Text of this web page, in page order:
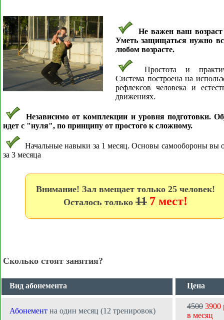
Не важен ваш
Уметь защищаться нужно
любом возрасте.
Простота и
Система построена на
рефлексов человека и
движениях.
Независимо от комплекции и уровня подготовки.
идет с "нуля", по принципу от простого к сложному.
Начальные навыки за 1 месяц. Основы самообороны вы
за 3 месяца
Внимание! Зал вмещает только 25 человек!
Осталось только 11 7 мест!
Сколько стоят занятия?
Вид абонемента Цена
Абонемент на один месяц (12 тренировок)
4500 3900
в месяц